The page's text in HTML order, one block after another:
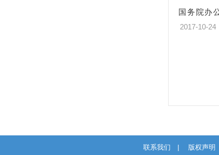
国务院办
2017-10-24
联系我们 | 版权声明